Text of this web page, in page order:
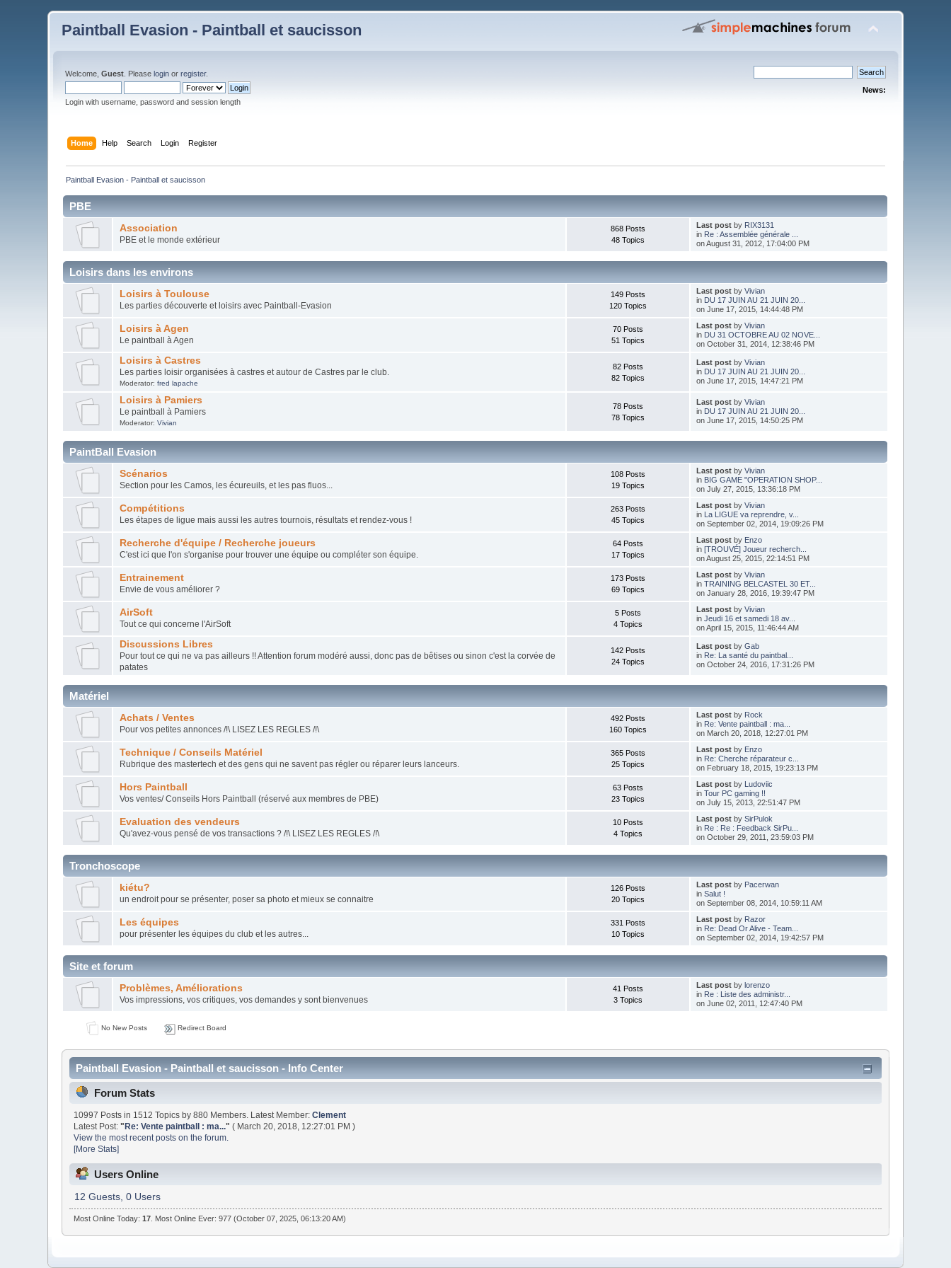
Paintball Evasion - Paintball et saucisson
Welcome,Guest . Pleaselogin orregister.
Login with username, password and session length
News:
Home Help Search Login Register
Paintball Evasion - Paintball et saucisson
PBE
Association
PBE et le monde extérieur
868 Posts
48 Topics
Last postby RIX3131
in Re : Assemblée générale ...
on August 31, 2012, 17:04:00 PM
Loisirs dans les environs
Loisirs à Toulouse
Les parties découverte et loisirs avec Paintball-Evasion
149 Posts
120 Topics
Last postby Vivian
in DU 17 JUIN AU 21 JUIN 20...
on June 17, 2015, 14:44:48 PM
Loisirs à Agen
Le paintball à Agen
70 Posts
51 Topics
Last postby Vivian
in DU 31 OCTOBRE AU 02 NOVE...
on October 31, 2014, 12:38:46 PM
Loisirs à Castres
Les parties loisir organisées à castres et autour de Castres par le club.
Moderator: fred lapache
82 Posts
82 Topics
Last postby Vivian
in DU 17 JUIN AU 21 JUIN 20...
on June 17, 2015, 14:47:21 PM
Loisirs à Pamiers
Le paintball à Pamiers
Moderator: Vivian
78 Posts
78 Topics
Last postby Vivian
in DU 17 JUIN AU 21 JUIN 20...
on June 17, 2015, 14:50:25 PM
PaintBall Evasion
Scénarios
Section pour les Camos, les écureuils, et les pas fluos...
108 Posts
19 Topics
Last postby Vivian
in BIG GAME "OPERATION SHOP...
on July 27, 2015, 13:36:18 PM
Compétitions
Les étapes de ligue mais aussi les autres tournois, résultats et rendez-vous !
263 Posts
45 Topics
Last postby Vivian
in La LIGUE va reprendre, v...
on September 02, 2014, 19:09:26 PM
Recherche d'équipe / Recherche joueurs
C'est ici que l'on s'organise pour trouver une équipe ou compléter son équipe.
64 Posts
17 Topics
Last postby Enzo
in [TROUVÉ] Joueur recherch...
on August 25, 2015, 22:14:51 PM
Entrainement
Envie de vous améliorer ?
173 Posts
69 Topics
Last postby Vivian
in TRAINING BELCASTEL 30 ET...
on January 28, 2016, 19:39:47 PM
AirSoft
Tout ce qui concerne l'AirSoft
5 Posts
4 Topics
Last postby Vivian
in Jeudi 16 et samedi 18 av...
on April 15, 2015, 11:46:44 AM
Discussions Libres
Pour tout ce qui ne va pas ailleurs !! Attention forum modéré aussi, donc pas de bêtises ou sinon c'est la corvée de
patates
142 Posts
24 Topics
Last postby Gab
in Re: La santé du paintbal...
on October 24, 2016, 17:31:26 PM
Matériel
Achats / Ventes
Pour vos petites annonces /!\ LISEZ LES REGLES /!\
492 Posts
160 Topics
Last postby Rock
in Re: Vente paintball : ma...
on March 20, 2018, 12:27:01 PM
Technique / Conseils Matériel
Rubrique des mastertech et des gens qui ne savent pas régler ou réparer leurs lanceurs.
365 Posts
25 Topics
Last postby Enzo
in Re: Cherche réparateur c...
on February 18, 2015, 19:23:13 PM
Hors Paintball
Vos ventes/ Conseils Hors Paintball (réservé aux membres de PBE)
63 Posts
23 Topics
Last postby Ludoviic
in Tour PC gaming !!
on July 15, 2013, 22:51:47 PM
Evaluation des vendeurs
Qu'avez-vous pensé de vos transactions ? /!\ LISEZ LES REGLES /!\
10 Posts
4 Topics
Last postby SirPulok
in Re : Re : Feedback SirPu...
on October 29, 2011, 23:59:03 PM
Tronchoscope
kiétu?
un endroit pour se présenter, poser sa photo et mieux se connaitre
126 Posts
20 Topics
Last postby Pacerwan
in Salut !
on September 08, 2014, 10:59:11 AM
Les équipes
pour présenter les équipes du club et les autres...
331 Posts
10 Topics
Last postby Razor
in Re: Dead Or Alive - Team...
on September 02, 2014, 19:42:57 PM
Site et forum
Problèmes, Améliorations
Vos impressions, vos critiques, vos demandes y sont bienvenues
41 Posts
3 Topics
Last postby lorenzo
in Re : Liste des administr...
on June 02, 2011, 12:47:40 PM
No New Posts Redirect Board
Paintball Evasion - Paintball et saucisson - Info Center
Forum Stats
10997 Posts in 1512 Topics by 880 Members. Latest Member:Clement
Latest Post:"Re: Vente paintball : ma..." ( March 20, 2018, 12:27:01 PM )
View the most recent posts on the forum.
[More Stats]
Users Online
12 Guests, 0 Users
Most Online Today: 17. Most Online Ever: 977 (October 07, 2025, 06:13:20 AM)